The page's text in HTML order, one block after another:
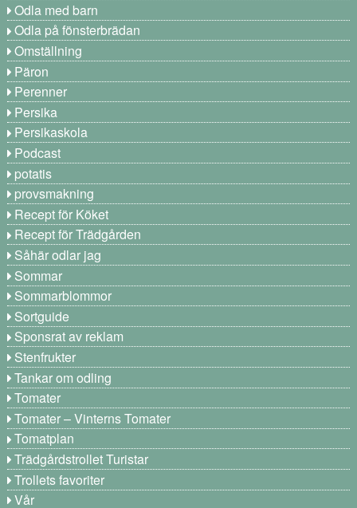
Odla med barn
Odla på fönsterbrädan
Omställning
Päron
Perenner
Persika
Persikaskola
Podcast
potatis
provsmakning
Recept för Köket
Recept för Trädgården
Såhär odlar jag
Sommar
Sommarblommor
Sortguide
Sponsrat av reklam
Stenfrukter
Tankar om odling
Tomater
Tomater – Vinterns Tomater
Tomatplan
Trädgårdstrollet Turistar
Trollets favoriter
Vår